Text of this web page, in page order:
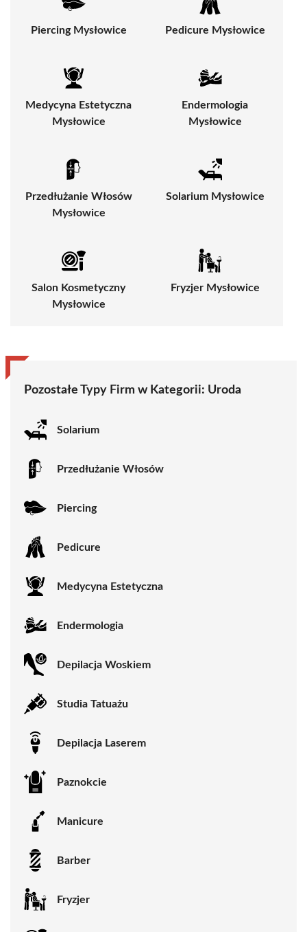
Piercing Mysłowice Pedicure Mysłowice
Medycyna Estetyczna
Mysłowice
Endermologia
Mysłowice
Przedłużanie Włosów
Mysłowice
Solarium Mysłowice
Salon Kosmetyczny
Mysłowice
Fryzjer Mysłowice
Pozostałe Typy Firm w Kategorii: Uroda
Solarium
Przedłużanie Włosów
Piercing
Pedicure
Medycyna Estetyczna
Endermologia
Depilacja Woskiem
Studia Tatuażu
Depilacja Laserem
Paznokcie
Manicure
Barber
Fryzjer